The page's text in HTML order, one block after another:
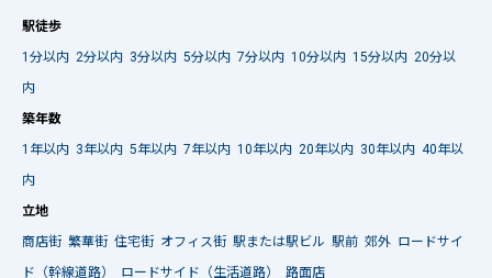
駅徒歩
1分以内 2分以内 3分以内 5分以内 7分以内 10分以内 15分以内 20分以
内
築年数
1年以内 3年以内 5年以内 7年以内 10年以内 20年以内 30年以内 40年以
内
立地
商店街 繁華街 住宅街 オフィス街 駅または駅ビル 駅前 郊外 ロードサイ
ド（幹線道路）
ロードサイド（生活道路）
路面店